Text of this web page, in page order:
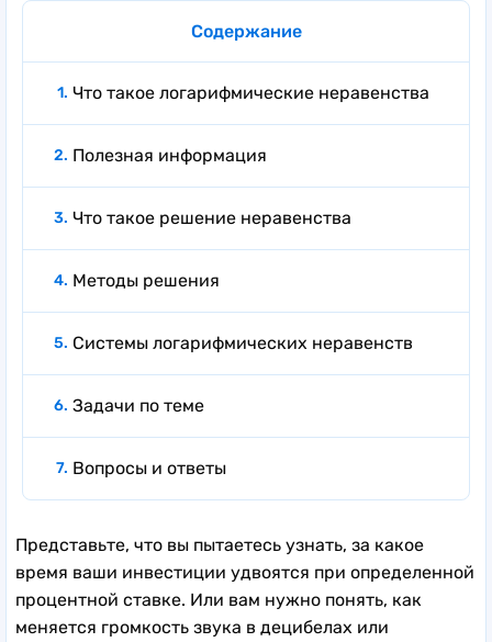
Содержание
Что такое логарифмические неравенства
Полезная информация
Что такое решение неравенства
Методы решения
Системы логарифмических неравенств
Задачи по теме
Вопросы и ответы
Представьте, что вы пытаетесь узнать, за какое
время ваши инвестиции удвоятся при определенной
процентной ставке. Или вам нужно понять, как
меняется громкость звука в децибелах или